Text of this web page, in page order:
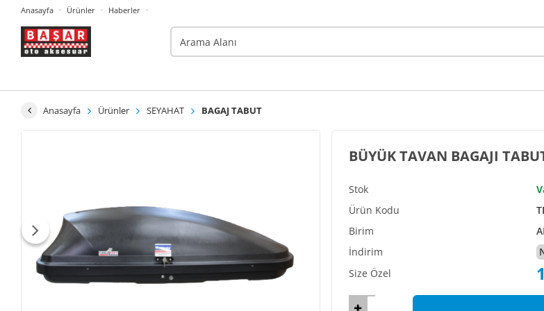
Anasayfa Ürünler Haberler
Anasayfa Ürünler SEYAHAT BAGAJ TABUT
BÜYÜK TAVAN BAGAJI